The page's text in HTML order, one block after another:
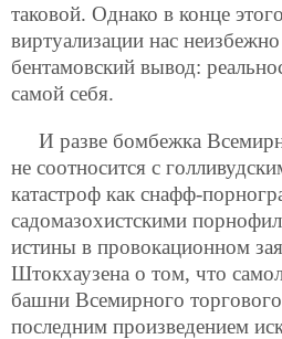
таковой. Однако в конце
виртуализации нас
бентамовский вывод:
самой себя.
И разве бомбежка
не соотносится с
катастроф как снафф-
садомазохистскими
истины в провокационном
Штокхаузена о том, что
башни Всемирного
последним произведением